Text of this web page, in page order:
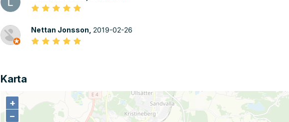
Nettan Jonsson, 2019-02-26
Karta
+
−
+
−